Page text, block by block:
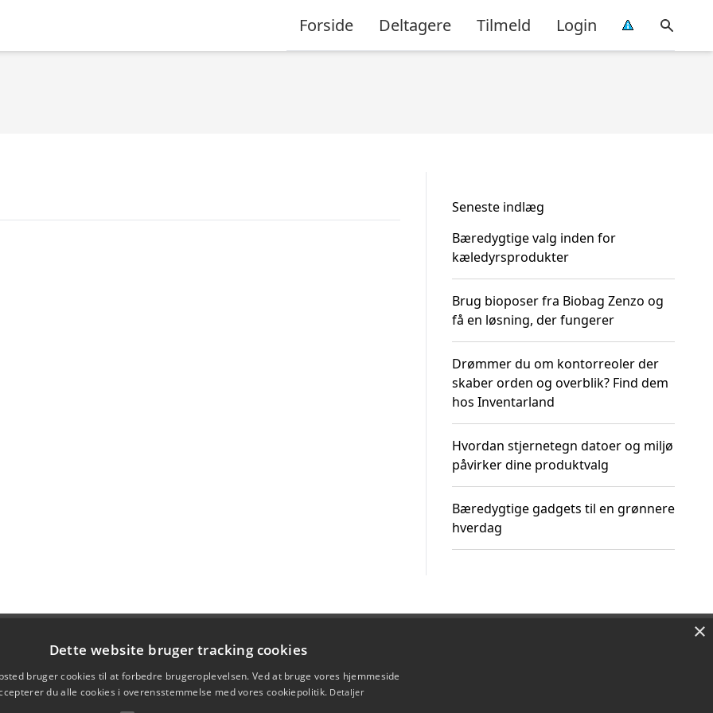
Forside Deltagere Tilmeld Login
Seneste indlæg
Bæredygtige valg inden for
kæledyrsprodukter
Brug bioposer fra Biobag Zenzo og
få en løsning, der fungerer
Drømmer du om kontorreoler der
skaber orden og overblik? Find dem
hos Inventarland
Hvordan stjernetegn datoer og miljø
påvirker dine produktvalg
Bæredygtige gadgets til en grønnere
hverdag
×
Dette website bruger tracking cookies
bruger cookies til at forbedre brugeroplevelsen. Ved at bruge vores hjemmeside
du alle cookies i overensstemmelse med vores cookiepolitik. Detaljer